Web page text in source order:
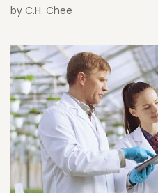
by C.H. Chee